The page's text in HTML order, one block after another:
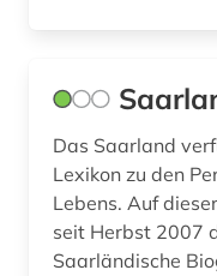
Das Saarland
Lexikon zu den
Lebens. Auf
seit Herbst 2007
Saarländische